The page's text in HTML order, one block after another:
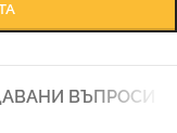
ВЪПРОСИ